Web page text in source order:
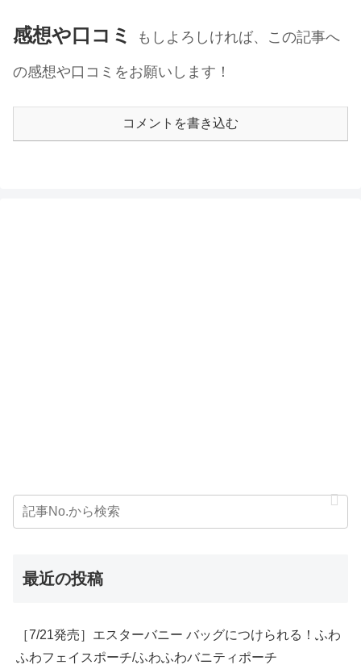
感想や口コミ
もしよろしければ、この記事へ
の感想や口コミをお願いします！
コメントを書き込む
最近の投稿
［7/21発売］エスターバニー バッグにつけられる！ふわ
ふわフェイスポーチ/ふわふわバニティポーチ